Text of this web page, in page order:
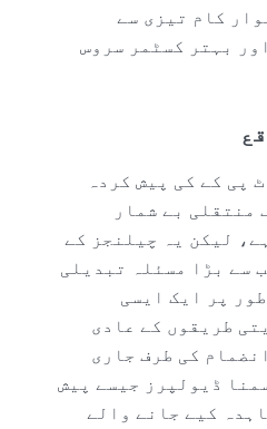
کام تیزی سے
بہتر کسٹمر سروس
پی کے کی پیش کردہ
منتقلی بے شمار
لیکن یہ چیلنجز کے
سے بڑا مسئلہ تبدیلی
پر ایک ایسی
طریقوں کے عادی
کی طرف جاری
ڈیولپرز جیسے پیش
کیے جانے والے